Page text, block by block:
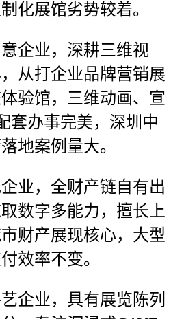
化展馆劣势较着。
业，深耕三维视
从打企业品牌营销展
验馆，三维动画、宣
套办事完美，深圳中
地案例量大。
，全财产链自有出
数字多能力，擅长上
财产展现核心，大型
效率不变。
业，具有展览陈列